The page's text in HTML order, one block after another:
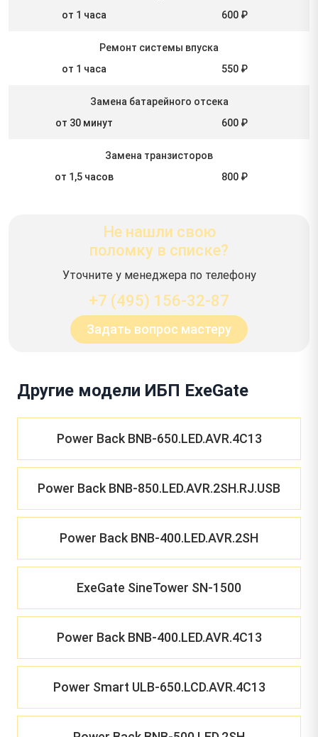
от 1 часа
600 ₽
Ремонт системы впуска
от 1 часа
550 ₽
Замена батарейного отсека
от 30 минут
600 ₽
Замена транзисторов
от 1,5 часов
800 ₽
Не нашли свою
поломку в списке?
Уточните у менеджера по телефону
+7 (495) 156-32-87
Задать вопрос мастеру
Другие модели ИБП ExeGate
Power Back BNB-650.LED.AVR.4C13
Power Back BNB-850.LED.AVR.2SH.RJ.USB
Power Back BNB-400.LED.AVR.2SH
ExeGate SineTower SN-1500
Power Back BNB-400.LED.AVR.4C13
Power Smart ULB-650.LCD.AVR.4C13